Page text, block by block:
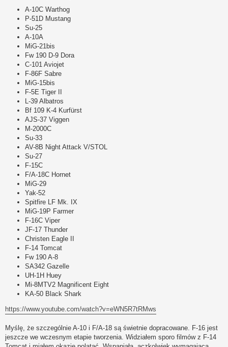
A-10C Warthog
P-51D Mustang
Su-25
A-10A
MiG-21bis
Fw 190 D-9 Dora
C-101 Aviojet
F-86F Sabre
MiG-15bis
F-5E Tiger II
L-39 Albatros
Bf 109 K-4 Kurfürst
AJS-37 Viggen
M-2000C
Su-33
AV-8B Night Attack V/STOL
Su-27
F-15C
F/A-18C Hornet
MiG-29
Yak-52
Spitfire LF Mk. IX
MiG-19P Farmer
F-16C Viper
JF-17 Thunder
Christen Eagle II
F-14 Tomcat
Fw 190 A-8
SA342 Gazelle
UH-1H Huey
Mi-8MTV2 Magnificent Eight
KA-50 Black Shark
https://www.youtube.com/watch?v=eWN5R7tRMws
Myślę, że szczególnie A-10 i F/A-18 są świetnie dopracowane. F-16 jest
jeszcze we wczesnym etapie tworzenia. Widziałem sporo filmów z F-14